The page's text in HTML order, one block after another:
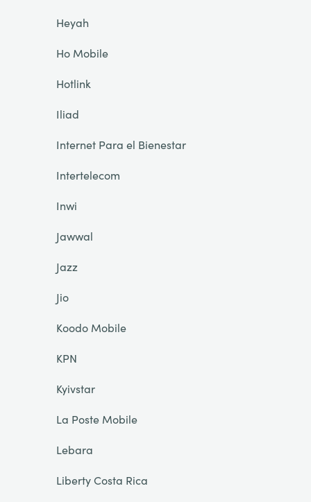
Heyah
Ho Mobile
Hotlink
Iliad
Internet Para el Bienestar
Intertelecom
Inwi
Jawwal
Jazz
Jio
Koodo Mobile
KPN
Kyivstar
La Poste Mobile
Lebara
Liberty Costa Rica